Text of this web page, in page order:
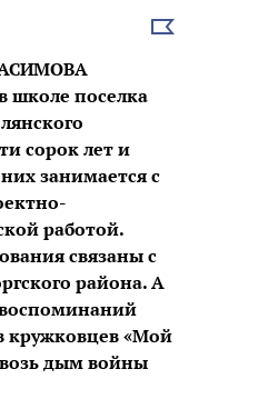
Выбрать
школе поселка
сорок лет и
занимается с
работой.
связаны с
района. А
воспоминаний
кружковцев «Мой
дым войны